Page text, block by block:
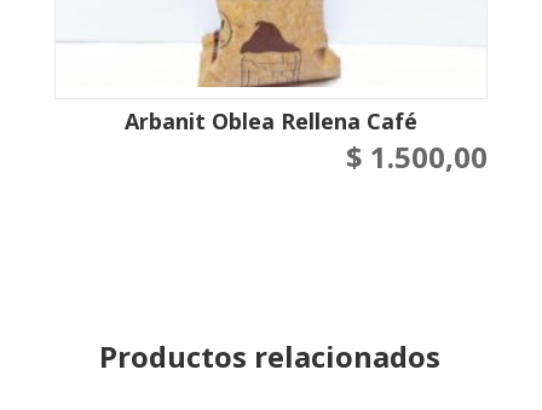
Arbanit Oblea Rellena Café
$ 1.500,00
Productos relacionados